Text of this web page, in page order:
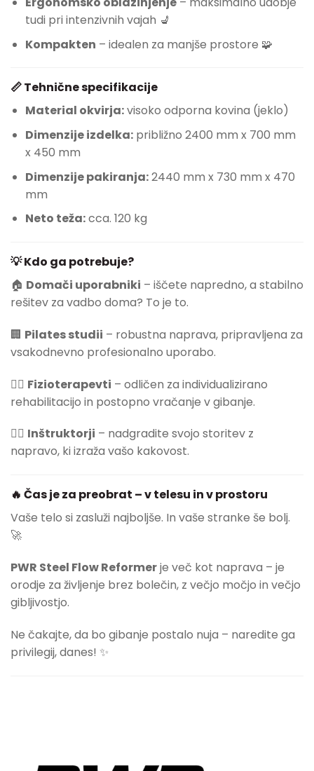
tudi pri intenzivnih vajah 💺
Kompakten – idealen za manjše prostore 🧩
📏 Tehnične specifikacije
Material okvirja:visoko odporna kovina (jeklo)
Dimenzije izdelka:približno 2400 mm x 700 mm
x 450 mm
Dimenzije pakiranja:2440 mm x 730 mm x 470
mm
Neto teža:cca. 120 kg
💡 Kdo ga potrebuje?
🏠 Domači uporabniki – iščete napredno, a stabilno
rešitev za vadbo doma? To je to.
🏢 Pilates studii – robustna naprava, pripravljena za
vsakodnevno profesionalno uporabo.
🧑‍⚕️ Fizioterapevti – odličen za individualizirano
rehabilitacijo in postopno vračanje v gibanje.
🧘‍♀️ Inštruktorji – nadgradite svojo storitev z
napravo, ki izraža vašo kakovost.
🔥 Čas je za preobrat – v telesu in v prostoru
Vaše telo si zasluži najboljše. In vaše stranke še bolj.
🚀
PWR Steel Flow Reformerje več kot naprava – je
orodje za življenje brez bolečin, z večjo močjo in večjo
gibljivostjo.
Ne čakajte, da bo gibanje postalo nuja – naredite ga
privilegij, danes! ✨